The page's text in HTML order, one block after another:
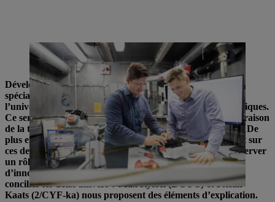
Ces deux développeurs testent en profondeur des produits
thermiques et à batterie dans une cabine d’essai du D2 à Waiblingen.
Développement hybride chez STIHL : cela signifie que les
spécialistes du développement sont baignés à la fois dans
l’univers des batteries et dans celui des technologies thermiques.
Ce sera particulièrement le cas dans les années à venir en raison
de la tendance à la transition vers des appareils à batterie. De
plus en plus de collaboratrices et collaborateurs travaillent sur
ces deux technologies d’entraînement à la fois afin de conserver
un rôle de premier plan, en appliquant la célèbre force
d’innovation de STIHL aux produits à batterie. Comment
concilier les deux univers ? Max Ryssel (2/CYC) et Stefan
Kaats (2/CYF-ka) nous proposent des éléments d’explication.